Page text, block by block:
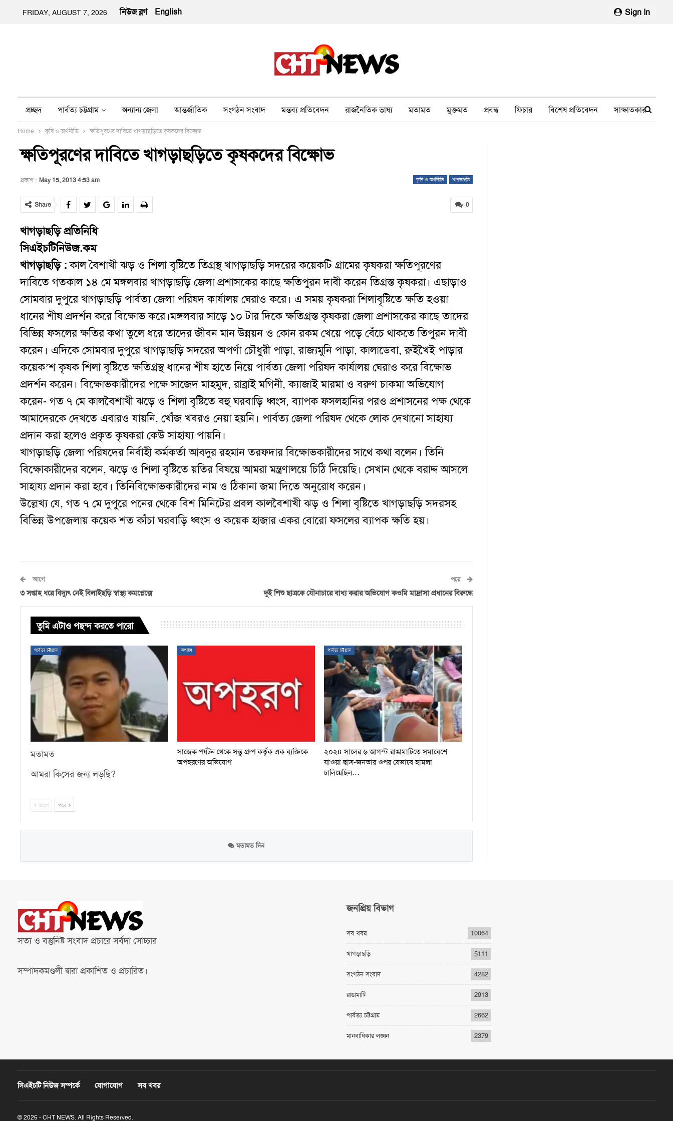
Sign In
FRIDAY, AUGUST 7, 2026 নিউজ ব্লগ English
প্রচ্ছদ পার্বত্য চট্টগ্রাম অন্যান্য জেলা আন্তর্জাতিক সংগঠন সংবাদ মন্তব্য প্রতিবেদন রাজনৈতিক ভাষ্য মতামত মুক্তমত প্রবন্ধ ফিচার বিশেষ প্রতিবেদন সাক্ষাতকার
অন্য মিডিয়া ইতিহাস জীবন-যাপন তথ্য প্রযুক্তি
Home কৃষি ও অর্থনীতি ক্ষতিপূরণের দাবিতে খাগড়াছড়িতে কৃষকদের বিক্ষোভ
ক্ষতিপূরণের দাবিতে খাগড়াছড়িতে কৃষকদের বিক্ষোভ
কৃষি ও অর্থনীতি খাগড়াছড়ি
প্রকাশ : May 15, 2013 4:53 am
0
Share
খাগড়াছড়ি প্রতিনিধি
সিএইচটিনিউজ.কম
খাগড়াছড়ি :কাল বৈশাখী ঝড় ও শিলা বৃষ্টিতে তিগ্রস্থ খাগড়াছড়ি সদরের কয়েকটি গ্রামের কৃষকরা ক্ষতিপূরণের
দাবিতে গতকাল ১৪ মে মঙ্গলবার খাগড়াছড়ি জেলা প্রশাসকের কাছে ক্ষতিপুরন দাবী করেন তিগ্রস্ত কৃষকরা। এছাড়াও
সোমবার দুপুরে খাগড়াছড়ি পার্বত্য জেলা পরিষদ কার্যালয় ঘেরাও করে। এ সময় কৃষকরা শিলাবৃষ্টিতে ক্ষতি হওয়া
ধানের শীষ প্রদর্শন করে বিক্ষোভ করে।মঙ্গলবার সাড়ে ১০ টার দিকে ক্ষতিগ্রস্ত কৃষকরা জেলা প্রশাসকের কাছে তাদের
বিভিন্ন ফসলের ক্ষতির কথা তুলে ধরে তাদের জীবন মান উন্নয়ন ও কোন রকম খেয়ে পড়ে বেঁচে থাকতে তিপুরন দাবী
করেন। এদিকে সোমবার দুপুরে খাগড়াছড়ি সদরের অপর্ণা চৌধুরী পাড়া, রাজ্যমুনি পাড়া, কালাডেবা, রুইখৈই পাড়ার
কয়েক’শ কৃষক শিলা বৃষ্টিতে ক্ষতিগ্রস্থ ধানের শীষ হাতে নিয়ে পার্বত্য জেলা পরিষদ কার্যালয় ঘেরাও করে বিক্ষোভ
প্রদর্শন করেন। বিক্ষোভকারীদের পক্ষে সাজেদ মাহমুদ, রাব্রাই মগিনী, ক্যাজাই মারমা ও বরুণ চাকমা অভিযোগ
করেন- গত ৭ মে কালবৈশাখী ঝড়ে ও শিলা বৃষ্টিতে বহু ঘরবাড়ি ধ্বংস, ব্যাপক ফসলহানির পরও প্রশাসনের পক্ষ থেকে
আমাদেরকে দেখতে এবারও যায়নি, খোঁজ খবরও নেয়া হয়নি। পার্বত্য জেলা পরিষদ থেকে লোক দেখানো সাহায্য
প্রদান করা হলেও প্রকৃত কৃষকরা কেউ সাহায্য পায়নি।
খাগড়াছড়ি জেলা পরিষদের নির্বাহী কর্মকর্তা আবদুর রহমান তরফদার বিক্ষোভকারীদের সাথে কথা বলেন। তিনি
বিক্ষোকারীদের বলেন, ঝড়ে ও শিলা বৃষ্টিতে য়তির বিষয়ে আমরা মন্ত্রণালয়ে চিঠি দিয়েছি। সেখান থেকে বরাদ্দ আসলে
সাহায্য প্রদান করা হবে। তিনিবিক্ষোভকারীদের নাম ও ঠিকানা জমা দিতে অনুরোধ করেন।
উল্লেখ্য যে, গত ৭ মে দুপুরে পনের থেকে বিশ মিনিটের প্রবল কালবৈশাখী ঝড় ও শিলা বৃষ্টিতে খাগড়াছড়ি সদরসহ
বিভিন্ন উপজেলায় কয়েক শত কাঁচা ঘরবাড়ি ধ্বংস ও কয়েক হাজার একর বোরো ফসলের ব্যাপক ক্ষতি হয়।
আগে
৩ সপ্তাহ ধরে বিদ্যুৎ নেই বিলাইছড়ি স্বাস্থ্য কমপ্লেক্সে
পরে
দুই শিশু ছাত্রকে যৌনাচারে বাধ্য করার অভিযোগ কওমি মাদ্রাসা প্রধানের বিরুদ্ধে
তুমি এটাও পছন্দ করতে পারো
পার্বত্য চট্টগ্রাম
মতামত
আমরা কিসের জন্য লড়ছি?
অপরাধ
সাজেক পর্যটন থেকে সন্তু গ্রুপ কর্তৃক এক ব্যক্তিকে
অপহরণের অভিযোগ
পার্বত্য চট্টগ্রাম
২০২৪ সালের ৬ আগস্ট রাঙামাটিতে সমাবেশে
যাওয়া ছাত্র-জনতার ওপর যেভাবে হামলা
চালিয়েছিল…
আগে পরে
মতামত দিন
সত্য ও বস্তুনিষ্ট সংবাদ প্রচারে সর্বদা সোচ্চার
সম্পাদকমণ্ডলী দ্বারা প্রকাশিত ও প্রচারিত।
জনপ্রিয় বিভাগ
সব খবর 10064
খাগড়াছড়ি 5111
সংগঠন সংবাদ 4282
রাঙামাটি 2913
পার্বত্য চট্টগ্রাম 2662
মানবাধিকার লঙ্ঘন 2379
সিএইচটি নিউজ সম্পর্কে যোগাযোগ সব খবর
© 2026 - CHT NEWS. All Rights Reserved.